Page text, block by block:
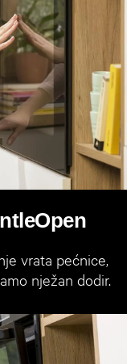
vrata pećnice,
nježan dodir.